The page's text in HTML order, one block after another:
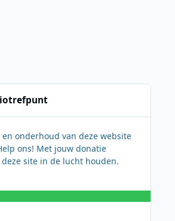
en onderhoud van deze website
ons! Met jouw donatie
site in de lucht houden.